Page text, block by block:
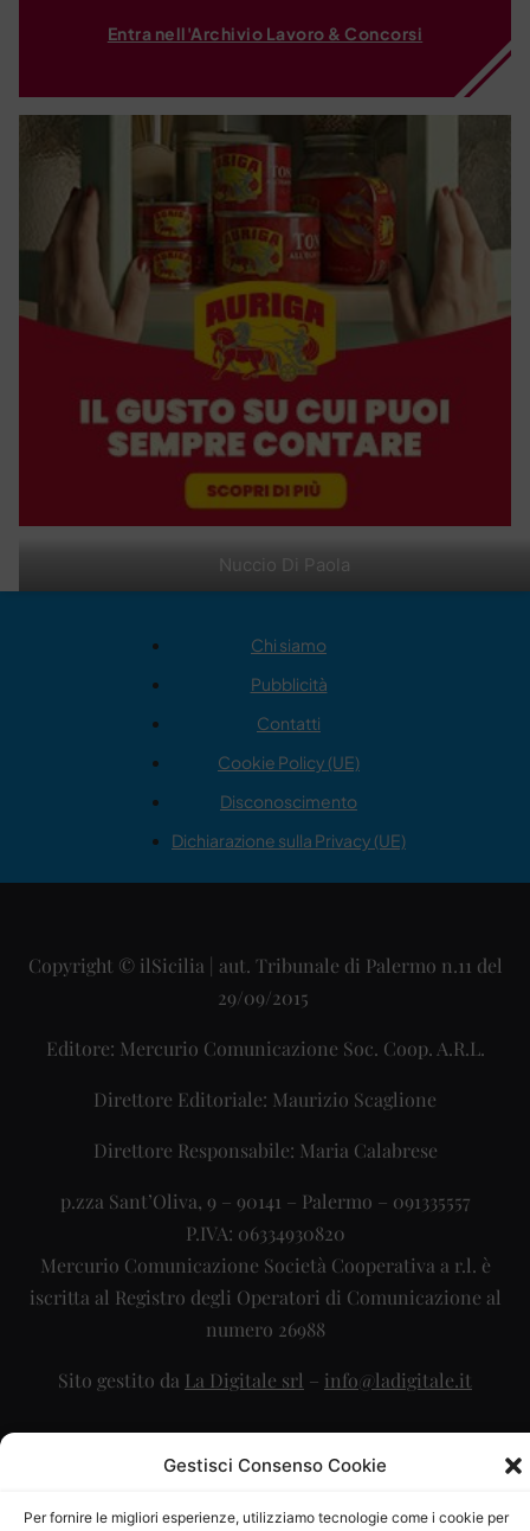
Gestisci Consenso Cookie
Per fornire le migliori esperienze, utilizziamo tecnologie come i cookie per
Nuccio Di Paola
Entra nell'Archivio Lavoro & Concorsi
Chi siamo
Pubblicità
Contatti
Cookie Policy (UE)
Disconoscimento
Dichiarazione sulla Privacy (UE)
Copyright © ilSicilia | aut. Tribunale di Palermo n.11 del
29/09/2015
Editore: Mercurio Comunicazione Soc. Coop. A.R.L.
Direttore Editoriale: Maurizio Scaglione
Direttore Responsabile: Maria Calabrese
p.zza Sant’Oliva, 9 – 90141 – Palermo – 091335557
P.IVA: 06334930820
Mercurio Comunicazione Società Cooperativa a r.l. è
iscritta al Registro degli Operatori di Comunicazione al
numero 26988
Sito gestito da La Digitale srl – info@ladigitale.it